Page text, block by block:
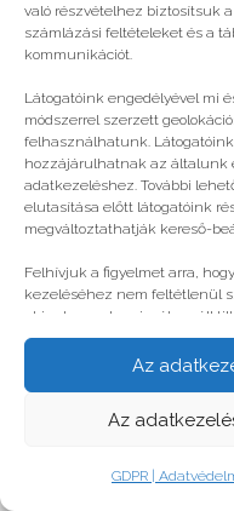
való részvételhez biztosítsuk
számlázási feltételeket és a
kommunikációt.
Látogatóink engedélyével mi
módszerrel szerzett
felhasználhatunk.
hozzájárulhatnak az általunk
adatkezeléshez. További
elutasítása előtt látogatóink
megváltoztathatják kereső-
Felhívjuk a figyelmet arra,
kezeléséhez nem feltétlenül
akinek azonban jogában áll
A beállítások csak erre a
visszatérve vagy az
Az
Az
GDPR |
GDPR | Adatvédelmi